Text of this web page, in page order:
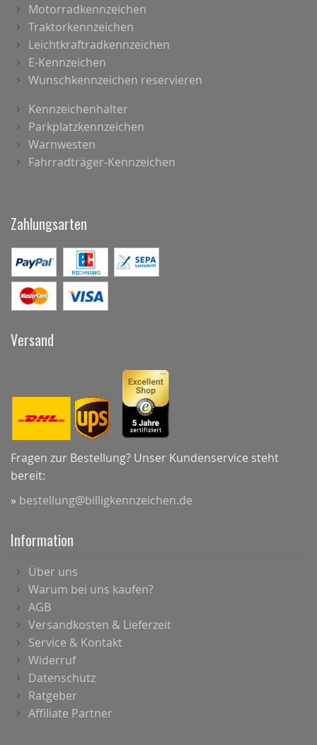
Motorradkennzeichen
Traktorkennzeichen
Leichtkraftradkennzeichen
E-Kennzeichen
Wunschkennzeichen reservieren
Kennzeichenhalter
Parkplatzkennzeichen
Warnwesten
Fahrradträger-Kennzeichen
Zahlungsarten
Versand
Fragen zur Bestellung? Unser Kundenservice steht
bereit:
» bestellung@billigkennzeichen.de
Information
Über uns
Warum bei uns kaufen?
AGB
Versandkosten & Lieferzeit
Service & Kontakt
Widerruf
Datenschutz
Ratgeber
Affiliate Partner